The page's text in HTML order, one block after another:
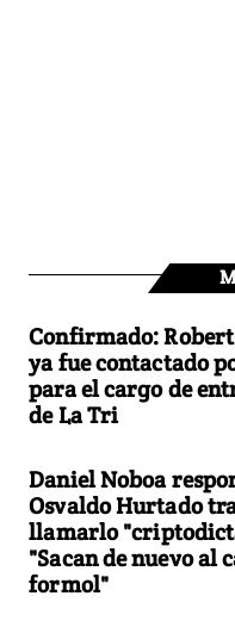
Confirmado:
ya fue contactado
para el cargo de
de La Tri
Daniel Noboa
Osvaldo Hurtado
llamarlo
"Sacan de nuevo al
formol"